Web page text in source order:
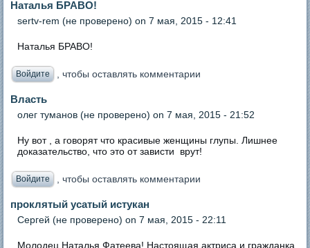
Наталья БРАВО!
sertv-rem (не проверено) on 7 мая, 2015 - 12:41
Наталья БРАВО!
Войдите , чтобы оставлять комментарии
Власть
олег туманов (не проверено) on 7 мая, 2015 - 21:52
Ну вот , а говорят что красивые женщины глупы. Лишнее
доказательство, что это от зависти врут!
Войдите , чтобы оставлять комментарии
проклятый усатый истукан
Сергей (не проверено) on 7 мая, 2015 - 22:11
Молодец Наталья Фатеева! Настоящая актриса и гражданка